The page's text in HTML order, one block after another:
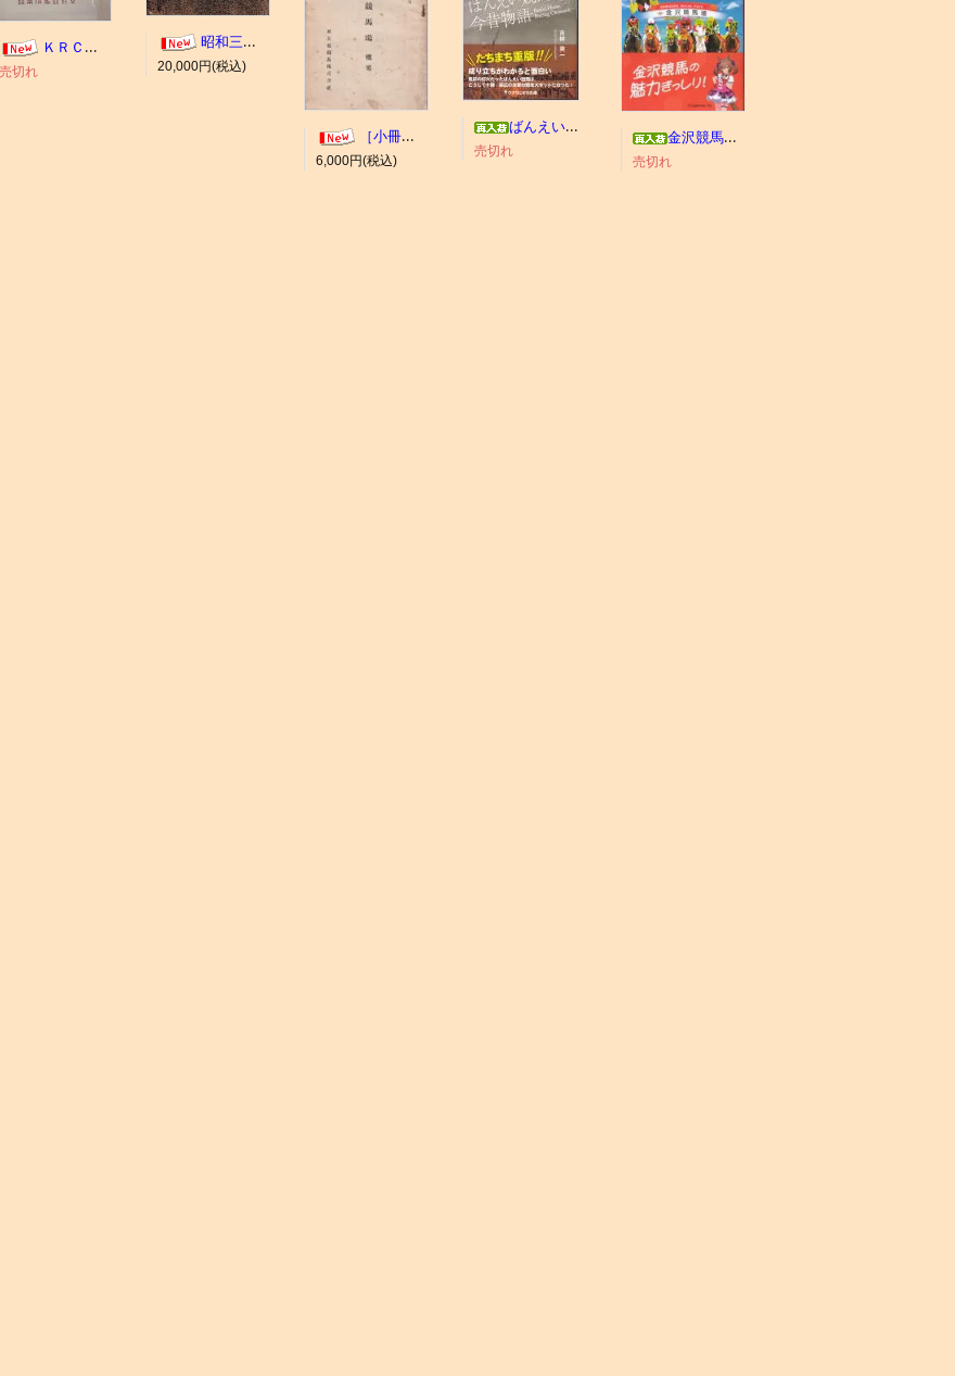
ＫＲＣ ＡＬＢＵＭ（京都競馬場写真帖）
売切れ
昭和三年十一月 御大典記念
20,000円(税込)
［小冊子］大井競馬場 概要
6,000円(税込)
ばんえい競馬今昔物語
売切れ
金沢競馬わくわくブック
売切れ